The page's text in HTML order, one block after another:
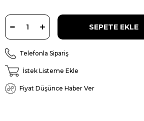
Telefonla Sipariş
İstek Listeme Ekle
Fiyat Düşünce Haber Ver